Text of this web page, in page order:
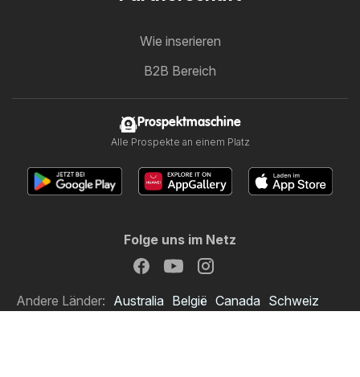
Wie inserieren
B2B Bereich
Prospektmaschine
Alle Prospekte an einem Platz
Folge uns im Netz
Andere Länder: Australia België Canada Schweiz